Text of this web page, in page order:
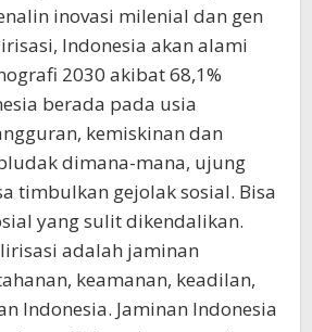
inovasi milenial dan gen
Indonesia akan alami
2030 akibat 68,1%
berada pada usia
kemiskinan dan
dimana-mana, ujung
timbulkan gejolak sosial. Bisa
yang sulit dikendalikan.
adalah jaminan
keamanan, keadilan,
Indonesia. Jaminan Indonesia